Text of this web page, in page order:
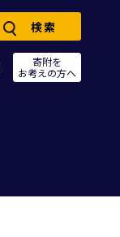
寄附を
お考えの方へ
検索